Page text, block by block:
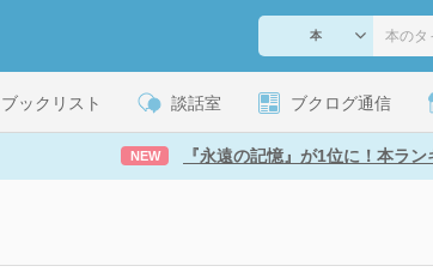
ブックリスト 談話室 ブクログ通信
NEW 『永遠の記憶』が1位に！本ラン